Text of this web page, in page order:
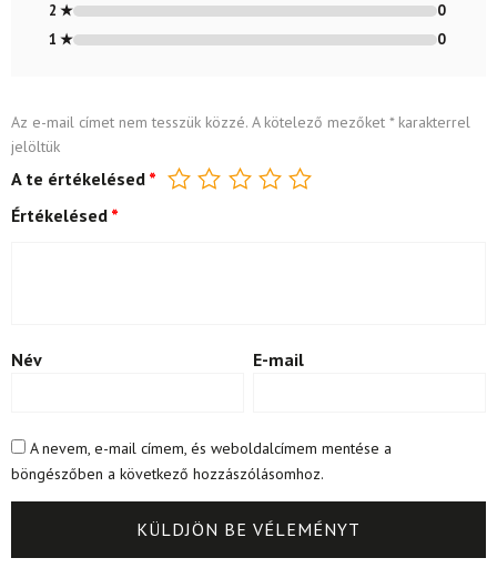
2 ★
0
1 ★
0
Az e-mail címet nem tesszük közzé. A kötelező mezőket *karakterrel
jelöltük
A te értékelésed *
Értékelésed *
Név E-mail
A nevem, e-mail címem, és weboldalcímem mentése a
böngészőben a következő hozzászólásomhoz.